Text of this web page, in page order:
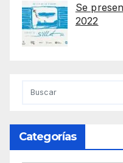
Se
2022
Categorías